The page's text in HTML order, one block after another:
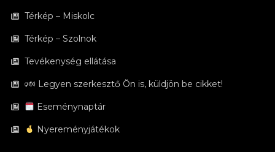
Térkép – Miskolc
Térkép – Szolnok
Tevékenység ellátása
🕬 Legyen szerkesztő Ön is, küldjön be cikket!
Eseménynaptár
Nyereményjátékok